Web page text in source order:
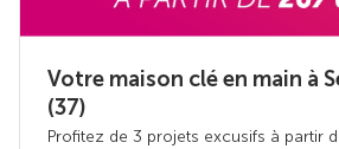
Votre maison clé en main à
(37)
Profitez de 3 projets excusifs à partir